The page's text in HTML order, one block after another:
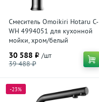
Смеситель Omoikiri Hotaru C-
WH 4994051 для кухонной
мойки, хром/белый
30 588 ₽ /шт
39 488 ₽
-23%